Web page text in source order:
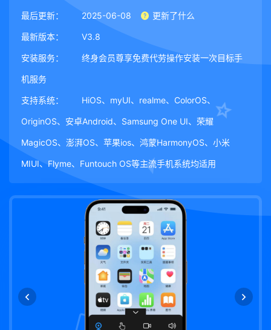
最后更新： 2025-06-08 更新了什么
最新版本： V3.8
安装服务： 终身会员尊享免费代劳操作安装一次目标手
机服务
支持系统： HiOS、myUI、realme、ColorOS、
OriginOS、安卓Android、Samsung One UI、荣耀
MagicOS、澎湃OS、苹果ios、鸿蒙HarmonyOS、小米
MIUI、Flyme、Funtouch OS等主流手机系统均适用